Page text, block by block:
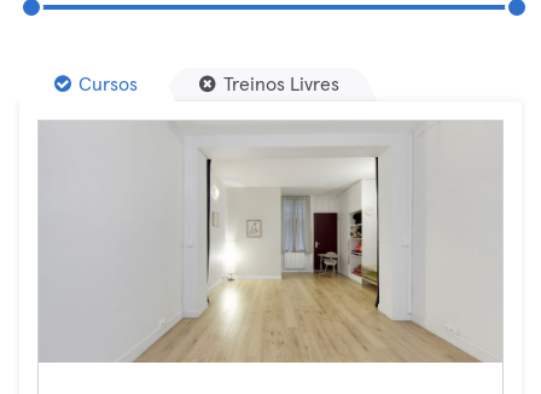
Cursos Treinos Livres